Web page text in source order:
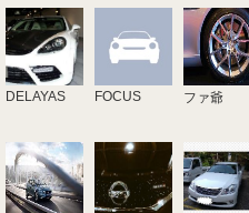
DELAYAS FOCUS ファ爺